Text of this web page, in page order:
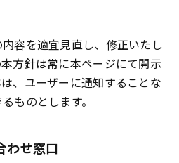
容を適宜見直し、修正いたし
方針は常に本ページにて開示
、ユーザーに通知することな
ものとします。
わせ窓口